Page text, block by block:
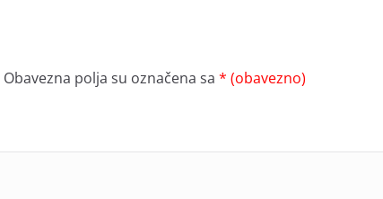
Obavezna polja su označena sa * (obavezno)